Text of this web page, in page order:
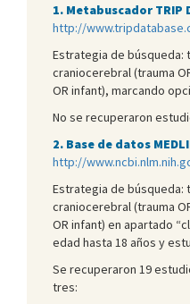
1. Metabuscador TRIP
http://
Estrategia de búsqueda:
craniocerebral (trauma
OR infant), marcando
No se recuperaron
2. Base de datos
http://
Estrategia de búsqueda:
craniocerebral (trauma
OR infant) en apartado
edad hasta 18 años y
Se recuperaron 19
tres: